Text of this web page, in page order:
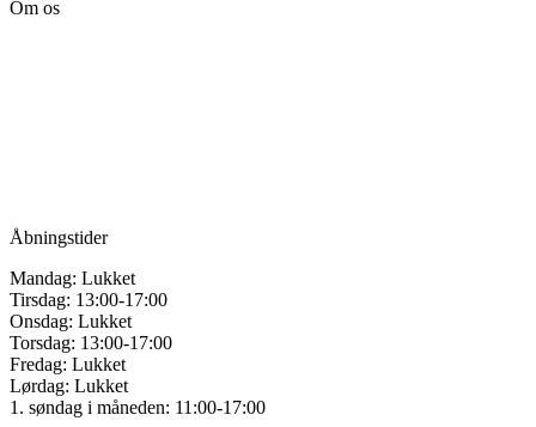
Om os
Åbningstider
Mandag: Lukket
Tirsdag: 13:00-17:00
Onsdag: Lukket
Torsdag: 13:00-17:00
Fredag: Lukket
Lørdag: Lukket
1. søndag i måneden: 11:00-17:00